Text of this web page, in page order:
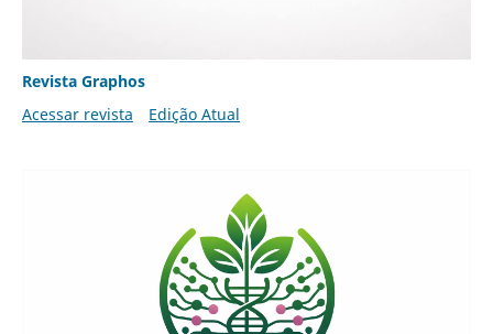
Revista Graphos
Acessar revista
Edição Atual